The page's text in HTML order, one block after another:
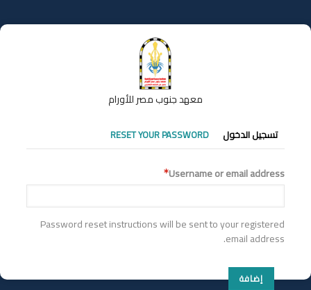
إلى
المحتوى
معهد جنوب مصر للأورام
التبويبات
الأساسية
تسجيل الدخول RESET YOUR PASSWORD
Username or email address
Password reset instructions will be sent to your registered
email address.